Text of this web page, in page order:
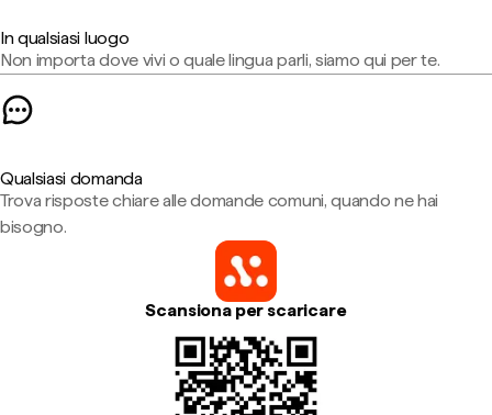
In qualsiasi luogo
Non importa dove vivi o quale lingua parli, siamo qui per te.
Qualsiasi domanda
Trova risposte chiare alle domande comuni, quando ne hai
bisogno.
Scansiona per scaricare